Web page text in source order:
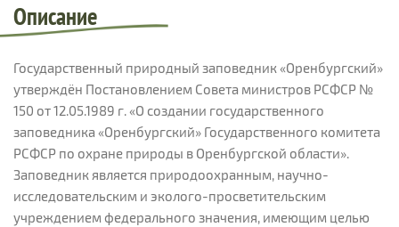
Описание
Государственный природный заповедник «Оренбургский»
утверждён Постановлением Совета министров РСФСР №
150 от 12.05.1989 г. «О создании государственного
заповедника «Оренбургский» Государственного комитета
РСФСР по охране природы в Оренбургской области».
Заповедник является природоохранным, научно-
исследовательским и эколого-просветительским
учреждением федерального значения, имеющим целью